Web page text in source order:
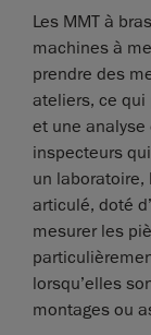
Les MMT à
machines à
prendre des
ateliers, ce qui
et une
inspecteurs
un
articulé, doté
mesurer les
lorsqu’elles
montages ou